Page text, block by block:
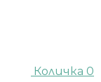
Количка 0